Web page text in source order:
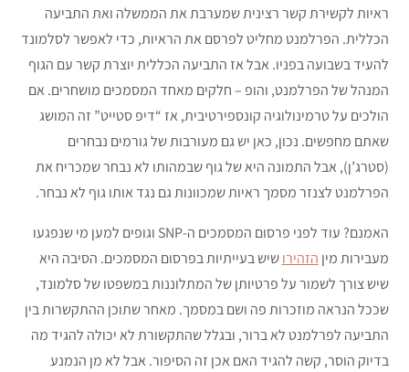
ראיות לקשירת קשר רצינית שמערבת את הממשלה ואת התביעה
הכללית. הפרלמנט מחליט לפרסם את הראיות, כדי לאפשר לסלמונד
להעיד בשבועה בפניו. אבל אז התביעה הכללית יוצרת קשר עם הגוף
המנהל של הפרלמנט, והופ – חלקים מאחד המסמכים מושחרים. אם
הולכים על טרמינולוגיה קונספירטיבית, אז “דיפ סטייט” זה המושג
שאתם מחפשים. נכון, כאן יש גם מעורבות של גורמים נבחרים
(סטרג’ן), אבל התמונה היא של גוף שבמהותו לא נבחר שמכריח את
הפרלמנט לצנזר מסמך ראיות שמכוונות גם נגד אותו גוף לא נבחר.
האמנם? עוד לפני פרסום המסמכים ה-SNP וגופים למען מי שנפגעו
מעבירות מין הזהירושיש בעייתיות בפרסום המסמכים. הסיבה היא
שיש צורך לשמור על פרטיותן של המתלוננות במשפטו של סלמונד,
שככל הנראה מוזכרות פה ושם במסמך. מאחר שתוכן ההתקשרות בין
התביעה לפרלמנט לא ברור, ובגלל שהתקשורת לא יכולה להגיד מה
בדיוק הוסר, קשה להגיד האם אכן זה הסיפור. אבל לא מן הנמנע